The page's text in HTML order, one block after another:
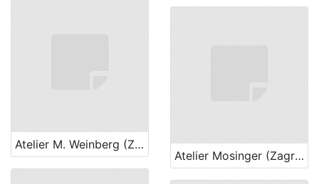
Atelier M. Weinberg (Zagreb)
Atelier Mosinger (Zagreb)